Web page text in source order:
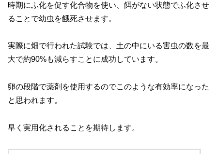
時期にふ化を促す化合物を使い、餌がない状態でふ化させ
ることで幼虫を餓死させます。
実際に畑で行われた試験では、土の中にいる害虫の数を最
大で約90%も減らすことに成功しています。
卵の段階で薬剤を使用するのでこのような有効率になった
と思われます。
早く実用化されることを期待します。